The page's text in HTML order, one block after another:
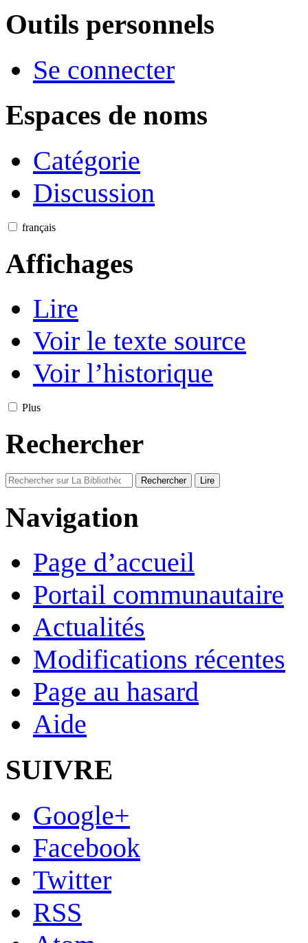
Outils personnels
Se connecter
Espaces de noms
Catégorie
Discussion
français
Affichages
Lire
Voir le texte source
Voir l’historique
Plus
Rechercher
Navigation
Page d’accueil
Portail communautaire
Actualités
Modifications récentes
Page au hasard
Aide
SUIVRE
Google+
Facebook
Twitter
RSS